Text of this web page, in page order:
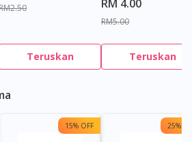
Teruskan
RM 4.00
RM5.00
Teruskan
15% OFF 25%